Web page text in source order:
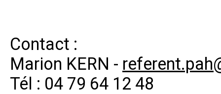
Contact :
Marion KERN -
Tél : 04 79 64 12 48